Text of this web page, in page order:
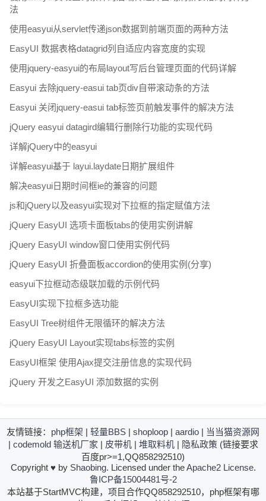
法
使用easyui从servlet传递json数据到前端页面的两种方法
EasyUI 数据表格datagrid列自适应内容宽度的实现
使用jquery-easyui的布局layout写后台管理页面的代码详解
Easyui 去除jquery-easui tab页div自带滚动条的方法
Easyui 关闭jquery-easui tab标签页前触发事件的解决方法
jQuery easyui datagird编辑行删除行功能的实现代码
详解jQuery中的easyui
详解easyui基于 layui.laydate日期扩展组件
解决easyui日期时间框ie的兼容的问题
js和jQuery以及easyui实现对下拉框的指定赋值方法
jQuery EasyUI 选项卡面板tabs的使用实例讲解
jQuery EasyUI window窗口使用实例代码
jQuery EasyUI 折叠面板accordion的使用实例(分享)
easyui下拉框动态级联加载的示例代码
EasyUI实现下拉框多选功能
EasyUI Tree树组件无限循环的解决方法
jQuery EasyUI Layout实现tabs标签的实例
EasyUI框架 使用Ajax提交注册信息的实现代码
jQuery 开发之EasyUI 添加数据的实例
友情链接： php框架 | 轻量BBS | shoploop | aardio | 当当猫资源网
| codemold 输送机厂家 | 皮带机| 堆取料机| 隐私政策 (链接要求
百度pr>=1,QQ858292510)
Copyright ♥ by Shaobing. Licensed under theApache2 License.
鲁ICP备15004481号-2
本站基于StartMVC构建，项目合作QQ858292510，php框架有哪